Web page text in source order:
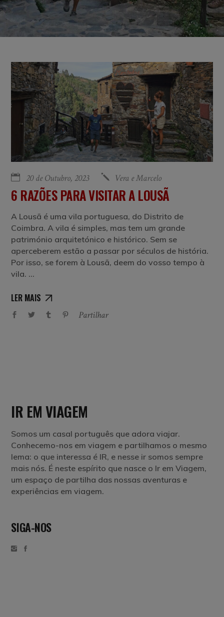
20 de Outubro, 2023 Vera e Marcelo
6 RAZÕES PARA VISITAR A LOUSÃ
A Lousã é uma vila portuguesa, do Distrito de
Coimbra. A vila é simples, mas tem um grande
património arquitetónico e histórico. Sem se
aperceberem estão a passar por séculos de história.
Por isso, se forem à Lousã, deem do vosso tempo à
vila.
LER MAIS
Partilhar
IR EM VIAGEM
Somos um casal português que adora viajar.
Conhecemo-nos em viagem e partilhamos o mesmo
lema: o que interessa é IR, e nesse ir somos sempre
mais nós. É neste espírito que nasce o Ir em Viagem,
um espaço de partilha das nossas aventuras e
experiências em viagem.
SIGA-NOS